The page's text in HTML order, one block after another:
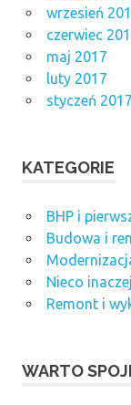
wrzesień
czerwiec
maj 2017
luty 2017
styczeń 2017
KATEGORIE
BHP i
Budowa i
Nieco inaczej
Remont i
WARTO